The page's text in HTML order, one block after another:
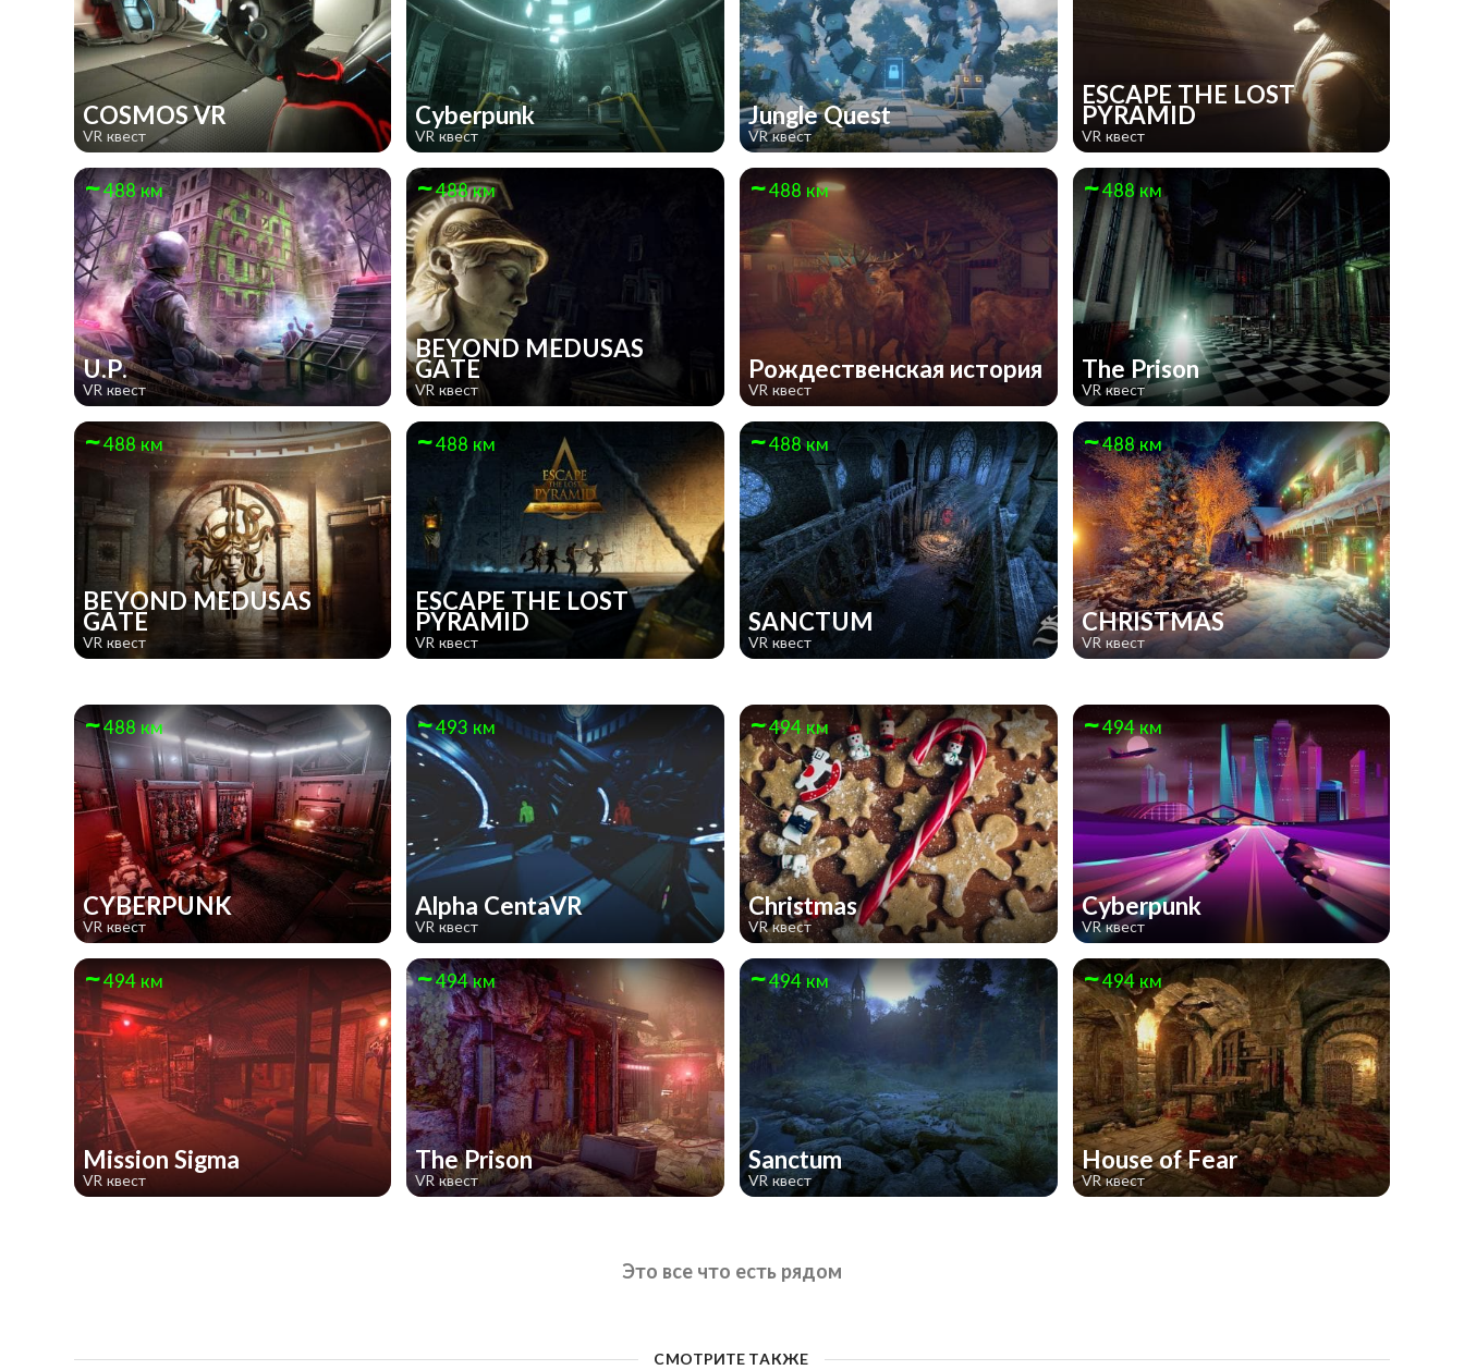
COSMOS VR
VR квест
Cyberpunk
VR квест
Jungle Quest
VR квест
ESCAPE THE LOST
PYRAMID
VR квест
488 км
U.P.
VR квест
488 км
BEYOND MEDUSAS
GATE
VR квест
488 км
Рождественская история
VR квест
488 км
The Prison
VR квест
488 км
BEYOND MEDUSAS
GATE
VR квест
488 км
ESCAPE THE LOST
PYRAMID
VR квест
488 км
SANCTUM
VR квест
488 км
CHRISTMAS
VR квест
488 км
CYBERPUNK
VR квест
493 км
Alpha CentaVR
VR квест
494 км
Christmas
VR квест
494 км
Cyberpunk
VR квест
494 км
Mission Sigma
VR квест
494 км
The Prison
VR квест
494 км
Sanctum
VR квест
494 км
House of Fear
VR квест
Это все что есть рядом
СМОТРИТЕ ТАКЖЕ